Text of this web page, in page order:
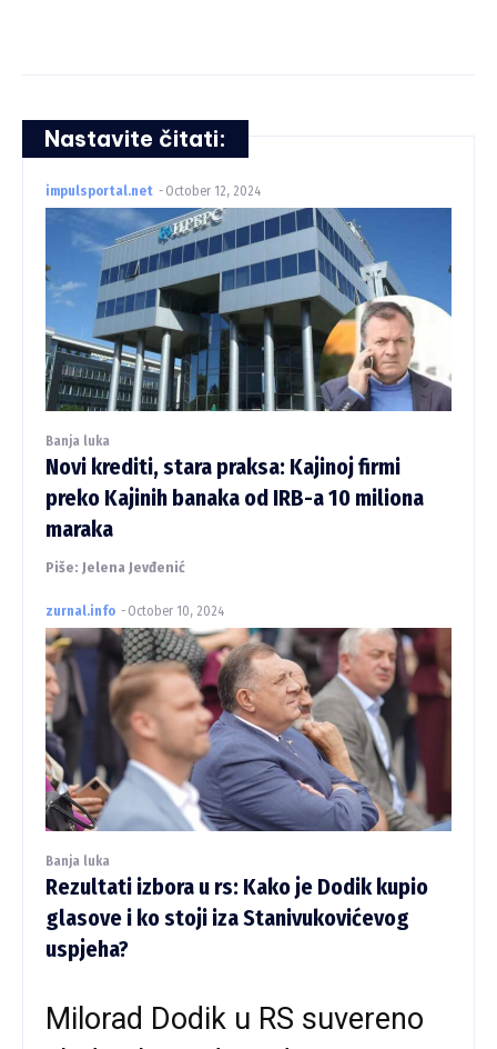
Nastavite čitati:
impulsportal.net - October 12, 2024
Banja luka
Novi krediti, stara praksa: Kajinoj firmi
preko Kajinih banaka od IRB-a 10 miliona
maraka
Piše: Jelena Jevđenić
zurnal.info - October 10, 2024
Banja luka
Rezultati izbora u rs: Kako je Dodik kupio
glasove i ko stoji iza Stanivukovićevog
uspjeha?
Milorad Dodik u RS suvereno